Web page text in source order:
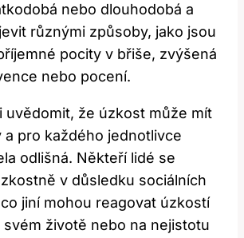
nebo dlouhodobá a
různými způsoby, jako jsou
pocity v břiše, zvýšená
nebo pocení.
uvědomit, že úzkost může mít
a pro každého jednotlivce
odlišná. Někteří lidé se
v důsledku sociálních
jiní mohou reagovat úzkostí
svém životě nebo na nejistotu